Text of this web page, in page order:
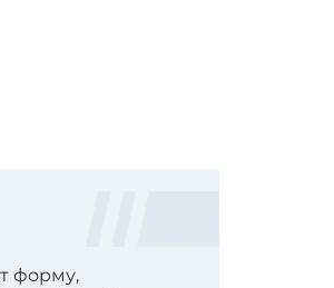
форму,